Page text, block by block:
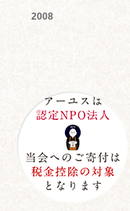
2008